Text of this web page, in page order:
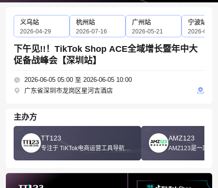
义乌站
2026-04-29
杭州站
2026-07-16
广州站
2026-05-21
宁波站
2026-05-
下午见!!！TikTok Shop ACE全域增长暨年中大
促备战峰会【深圳站】
2026-06-05 05:00 至 2026-06-05 10:00
广东省深圳市龙岗区星河吉酒店
主办方
TT123
专注于 TiKTok电商运营工具导航门
下盛会，赋能TikTok商家跨境航
AMZ123
AMZ123是一家专